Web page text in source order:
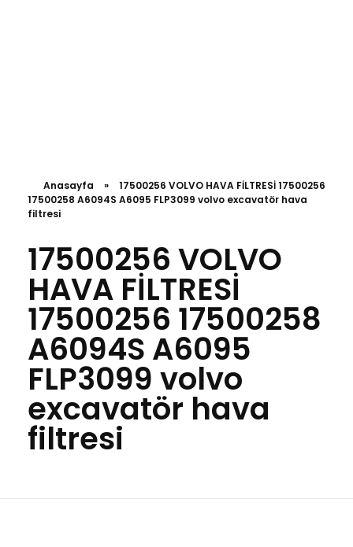
Anasayfa »
17500256 VOLVO HAVA FİLTRESİ 17500256
17500258 A6094S A6095 FLP3099 volvo excavatör hava
filtresi
17500256 VOLVO
HAVA FİLTRESİ
17500256 17500258
A6094S A6095
FLP3099 volvo
excavatör hava
filtresi